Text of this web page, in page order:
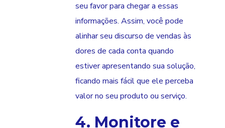
seu favor para chegar a essas
informações. Assim, você pode
alinhar seu discurso de vendas às
dores de cada conta quando
estiver apresentando sua solução,
ficando mais fácil que ele perceba
valor no seu produto ou serviço.
4. Monitore e